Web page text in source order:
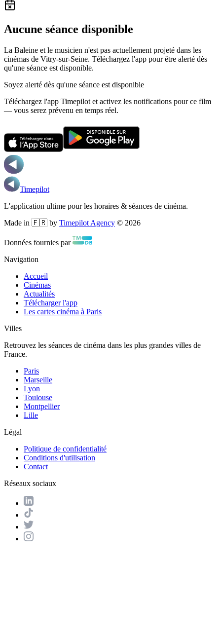
Aucune séance disponible
La Baleine et le musicien n'est pas actuellement projeté dans les
cinémas de Vitry-sur-Seine. Téléchargez l'app pour être alerté dès
qu'une séance est disponible.
Soyez alerté dès qu'une séance est disponible
Téléchargez l'app Timepilot et activez les notifications pour ce film
— vous serez prévenu en temps réel.
Timepilot
L'application ultime pour les horaires & séances de cinéma.
Made in 🇫🇷 by Timepilot Agency © 2026
Données fournies par
Navigation
Accueil
Cinémas
Actualités
Télécharger l'app
Les cartes cinéma à Paris
Villes
Retrouvez les séances de cinéma dans les plus grandes villes de
France.
Paris
Marseille
Lyon
Toulouse
Montpellier
Lille
Légal
Politique de confidentialité
Conditions d'utilisation
Contact
Réseaux sociaux